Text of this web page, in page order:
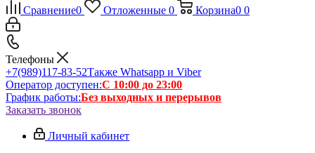
Сравнение0 Отложенные 0 Корзина0 0
Телефоны
+7(989)117-83-52Также Whatsapp и Viber
Оператор доступен:С 10:00 до 23:00
График работы:Без выходных и перерывов
Заказать звонок
Личный кабинет